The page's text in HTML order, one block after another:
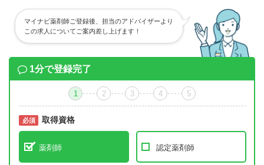
マイナビ薬剤師ご登録後、担当のアドバイザーより
この求人についてご案内差し上げます！
1分で登録完了
1 2 3 4 5
必須 取得資格
薬剤師 認定薬剤師